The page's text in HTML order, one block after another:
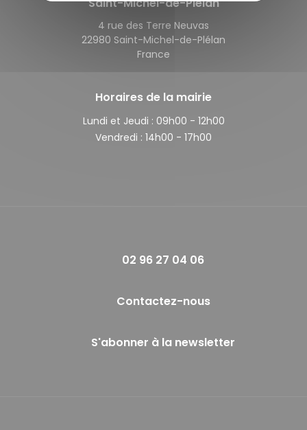
4 rue des Terre Neuvas
22980 Saint-Michel-de-Plélan
France
Horaires de la mairie
Lundi et Jeudi : 09h00 - 12h00
Vendredi : 14h00 - 17h00
02 96 27 04 06
Contactez-nous
S'abonner à la newsletter